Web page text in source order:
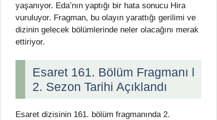
yaşanıyor. Eda’nın yaptığı bir hata sonucu Hira
vuruluyor. Fragman, bu olayın yarattığı gerilimi ve
dizinin gelecek bölümlerinde neler olacağını merak
ettiriyor.
Esaret 161. Bölüm Fragmanı l
2. Sezon Tarihi Açıklandı
Esaret dizisinin 161. bölüm fragmanında 2.